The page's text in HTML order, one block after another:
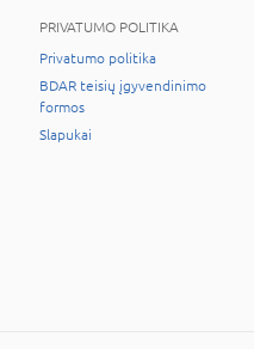
PRIVATUMO POLITIKA
Privatumo politika
BDAR teisių įgyvendinimo
formos
Slapukai